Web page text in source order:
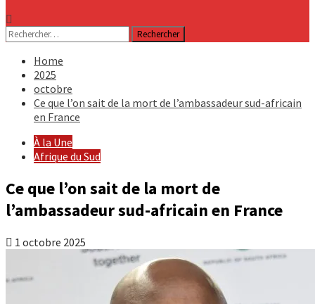
Rechercher :
Home
2025
octobre
Ce que l’on sait de la mort de l’ambassadeur sud-africain
en France
À la Une
Afrique du Sud
Ce que l’on sait de la mort de
l’ambassadeur sud-africain en France
1 octobre 2025